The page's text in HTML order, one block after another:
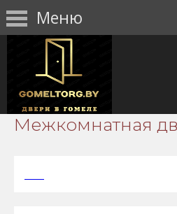
Меню
Межкомнатная